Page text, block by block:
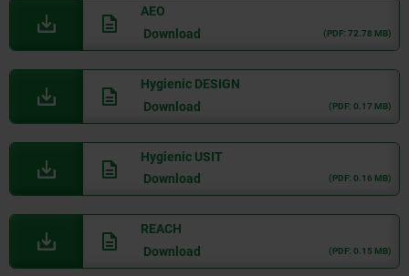
AEO
Download
(PDF: 72.78 MB)
Hygienic DESIGN
Download
(PDF: 0.17 MB)
Hygienic USIT
Download
(PDF: 0.16 MB)
REACH
Download
(PDF: 0.15 MB)